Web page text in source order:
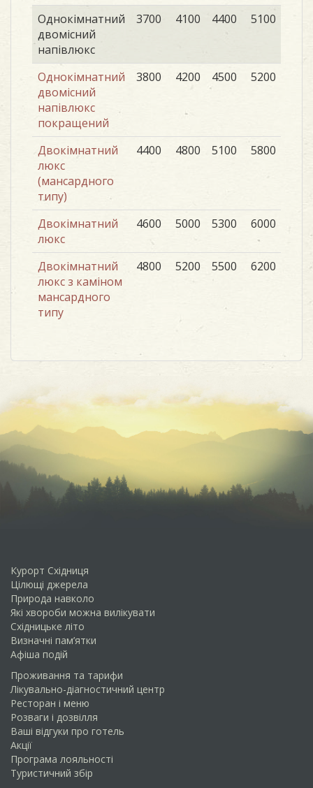
Oднокімнатний
двомісний
напівлюкс
3700 4100 4400 5100
Oднокімнатний
двомісний
напівлюкс
покращений
3800 4200 4500 5200
Двокімнатний
люкс
(мансардного
типу)
4400 4800 5100 5800
Двокімнатний
люкс
4600 5000 5300 6000
Двокімнатний
люкс з каміном
мансардного
типу
4800 5200 5500 6200
Курорт Східниця
Цілющі джерела
Природа навколо
Які хвороби можна вилікувати
Схiдницьке лiто
Визначні пам’ятки
Афіша подій
Проживання та тарифи
Лікувально-діагностичний центр
Ресторан і меню
Розваги і дозвілля
Ваші відгуки про готель
Акції
Програма лояльності
Туристичний збір